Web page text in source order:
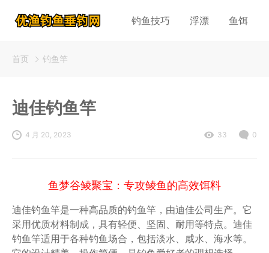
钓鱼技巧 浮漂 鱼饵
首页 钓鱼竿
迪佳钓鱼竿
4 月 20, 2023 33 0
鱼梦谷鲮聚宝：专攻鲮鱼的高效饵料
迪佳钓鱼竿是一种高品质的钓鱼竿，由迪佳公司生产。它
采用优质材料制成，具有轻便、坚固、耐用等特点。迪佳
钓鱼竿适用于各种钓鱼场合，包括淡水、咸水、海水等。